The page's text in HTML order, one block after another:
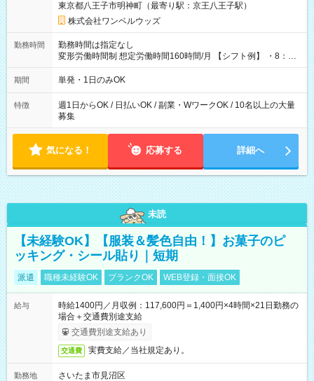
東京都八王子市明神町（最寄り駅：京王八王子駅）
株式会社ワンベルウッズ
勤務時間
勤務時間は指定なし
変形労働時間制 想定労働時間160時間/月 【シフト例】 ・8：00
～21：00
期間 単発・1日のみOK
特徴
週1日からOK / 日払いOK / 副業・WワークOK / 10名以上の大量
募集
気になる！ 応募する 詳細へ
未読
【未経験OK】【服装＆髪色自由！】お菓子のピ
ッキング・シール貼り｜短期
派遣 職種未経験OK ブランクOK WEB登録・面接OK
給与
時給1400円／月収例：117,600円＝1,400円×4時間×21日勤務の
場合＋交通費別途支給
交通費別途支給あり
交通費 実費支給／当社規定あり。
勤務地
さいたま市見沼区